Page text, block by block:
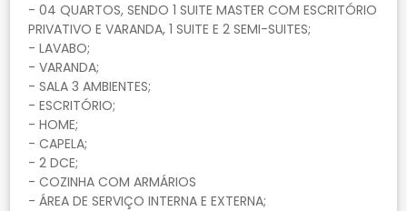
- 04 QUARTOS, SENDO 1 SUITE MASTER COM ESCRITÓRIO
PRIVATIVO E VARANDA, 1 SUITE E 2 SEMI-SUITES;
- LAVABO;
- VARANDA;
- SALA 3 AMBIENTES;
- ESCRITÓRIO;
- HOME;
- CAPELA;
- 2 DCE;
- COZINHA COM ARMÁRIOS
- ÁREA DE SERVIÇO INTERNA E EXTERNA;